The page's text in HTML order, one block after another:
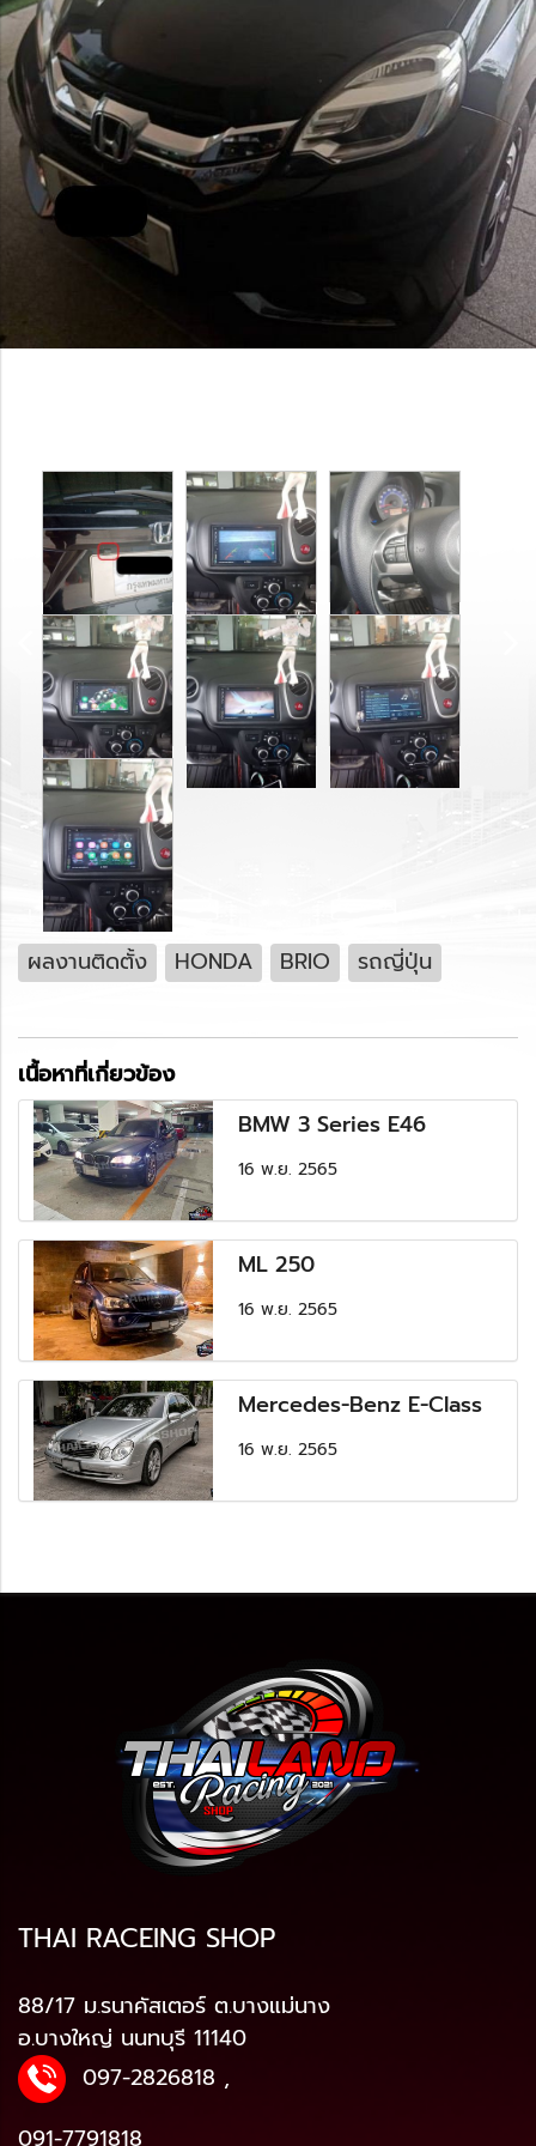
ผลงานติดตั้ง HONDA BRIO รถญี่ปุ่น
เนื้อหาที่เกี่ยวข้อง
BMW 3 Series E46
16 พ.ย. 2565
ML 250
16 พ.ย. 2565
Mercedes-Benz E-Class
16 พ.ย. 2565
THAI RACEING SHOP
88/17 ม.รนาคัสเตอร์ ต.บางแม่นาง
อ.บางใหญ่ นนทบุรี 11140
097-2826818 ,
091-7791818